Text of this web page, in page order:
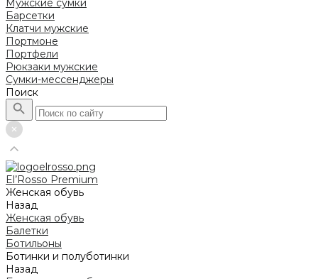
Мужские сумки
Барсетки
Клатчи мужские
Портмоне
Портфели
Рюкзаки мужские
Сумки-мессенджеры
Поиск
El’Rosso Premium
Женская обувь
Назад
Женская обувь
Балетки
Ботильоны
Ботинки и полуботинки
Назад